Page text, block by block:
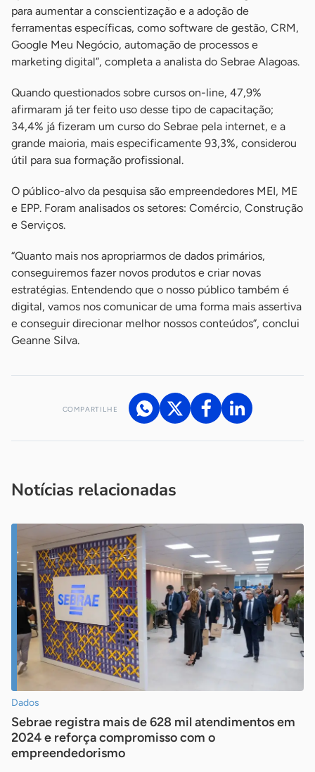
para aumentar a conscientização e a adoção de
ferramentas específicas, como software de gestão, CRM,
Google Meu Negócio, automação de processos e
marketing digital”, completa a analista do Sebrae Alagoas.
Quando questionados sobre cursos on-line, 47,9%
afirmaram já ter feito uso desse tipo de capacitação;
34,4% já fizeram um curso do Sebrae pela internet, e a
grande maioria, mais especificamente 93,3%, considerou
útil para sua formação profissional.
O público-alvo da pesquisa são empreendedores MEI, ME
e EPP. Foram analisados os setores: Comércio, Construção
e Serviços.
“Quanto mais nos apropriarmos de dados primários,
conseguiremos fazer novos produtos e criar novas
estratégias. Entendendo que o nosso público também é
digital, vamos nos comunicar de uma forma mais assertiva
e conseguir direcionar melhor nossos conteúdos”, conclui
Geanne Silva.
COMPARTILHE
Notícias relacionadas
Dados
Sebrae registra mais de 628 mil atendimentos em
2024 e reforça compromisso com o
empreendedorismo